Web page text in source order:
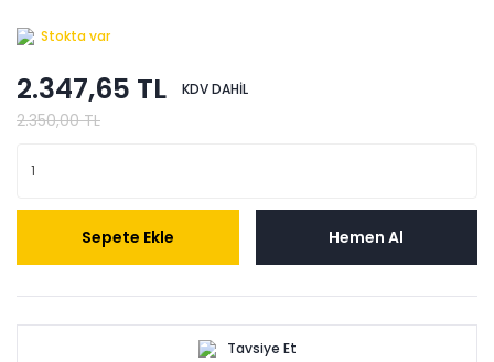
Stokta var
2.347,65 TL KDV DAHİL
2.350,00 TL
Sepete Ekle Hemen Al
Tavsiye Et